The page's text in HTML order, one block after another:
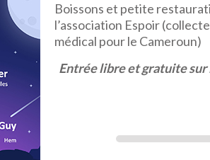
Boissons et petite
l’association Espoir
médical pour le Cameroun)
Entrée libre et gratuite sur